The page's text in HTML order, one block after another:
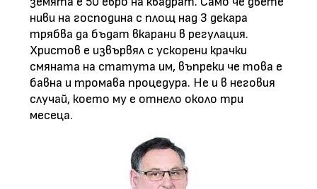
ниви на господина с площ над 3 декара
трябва да бъдат вкарани в регулация.
Христов е извървял с ускорени крачки
смяната на статута им, въпреки че това е
бавна и тромава процедура. Не и в неговия
случай, което му е отнело около три
месеца.